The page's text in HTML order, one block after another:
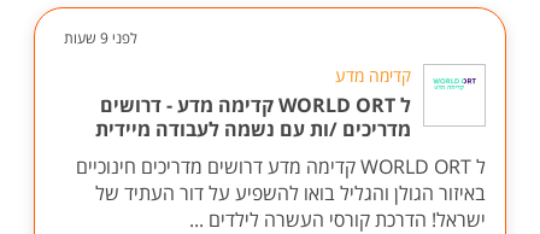
לפני 9 שעות
קדימה מדע
ל WORLD ORT קדימה מדע - דרושים
מדריכים /ות עם נשמה לעבודה מיידית
ל WORLD ORT קדימה מדע דרושים מדריכים חינוכיים
באיזור הגולן והגליל בואו להשפיע על דור העתיד של
ישראל! הדרכת קורסי העשרה לילדים ...